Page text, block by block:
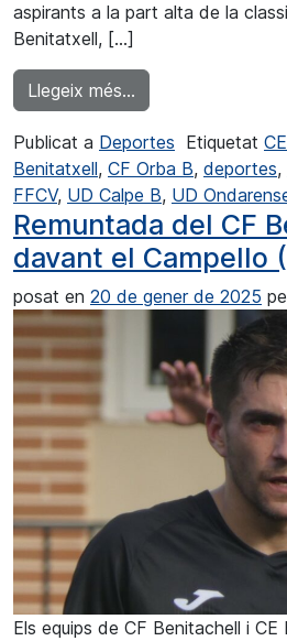
aspirants a la part alta de la
Benitatxell, […]
Llegeix més…
Publicat a Deportes Etiquetat
Benitatxell, CF Orba B, deportes,
FFCV, UD Calpe B, UD
Remuntada del CF
davant el Campello
posat en 20 de gener de 2025
Els equips de CF Benitachell i CE